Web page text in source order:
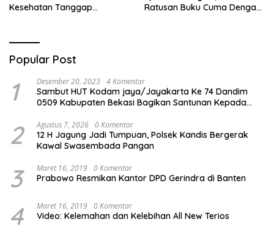
Kesehatan Tanggap
Ratusan Buku Cuma Dengan
Popular Post
1 Desember 20, 2023 4 Komentar
Sambut HUT Kodam jaya/Jayakarta Ke 74 Dandim
0509 Kabupaten Bekasi Bagikan Santunan Kepada
2 Agustus 7, 2026 0 Komentar
12 H Jagung Jadi Tumpuan, Polsek Kandis Bergerak
Kawal Swasembada Pangan
3 Maret 16, 2019 0 Komentar
Prabowo Resmikan Kantor DPD Gerindra di Banten
4 Maret 16, 2019 0 Komentar
Video: Kelemahan dan Kelebihan All New Terios